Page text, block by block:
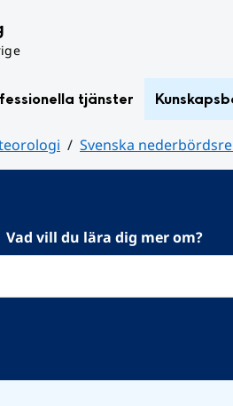
tjänster
Svenska
Vad vill du lära dig mer om?